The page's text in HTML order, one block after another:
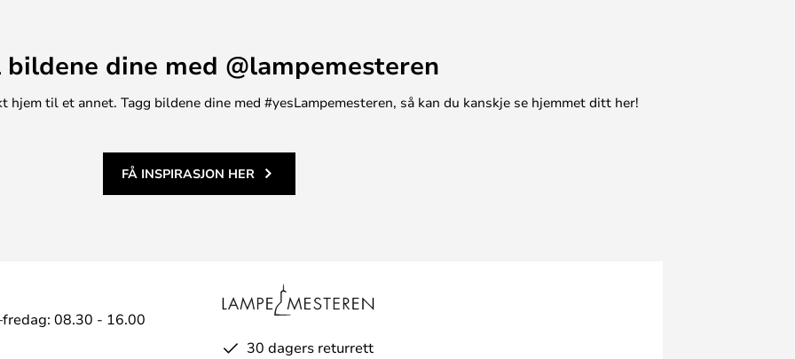
bildene dine med @lampemesteren
til et annet. Tagg bildene dine med #yesLampemesteren, så kan du kanskje se hjemmet ditt her!
FÅ INSPIRASJON HER
08.30 - 16.00
30 dagers returrett